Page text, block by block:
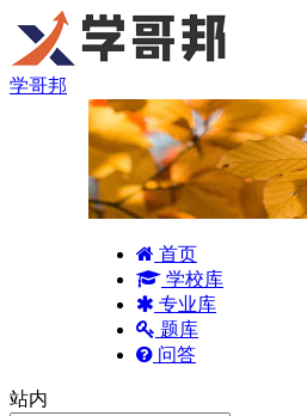
学哥邦
首页
学校库
专业库
题库
问答
站内